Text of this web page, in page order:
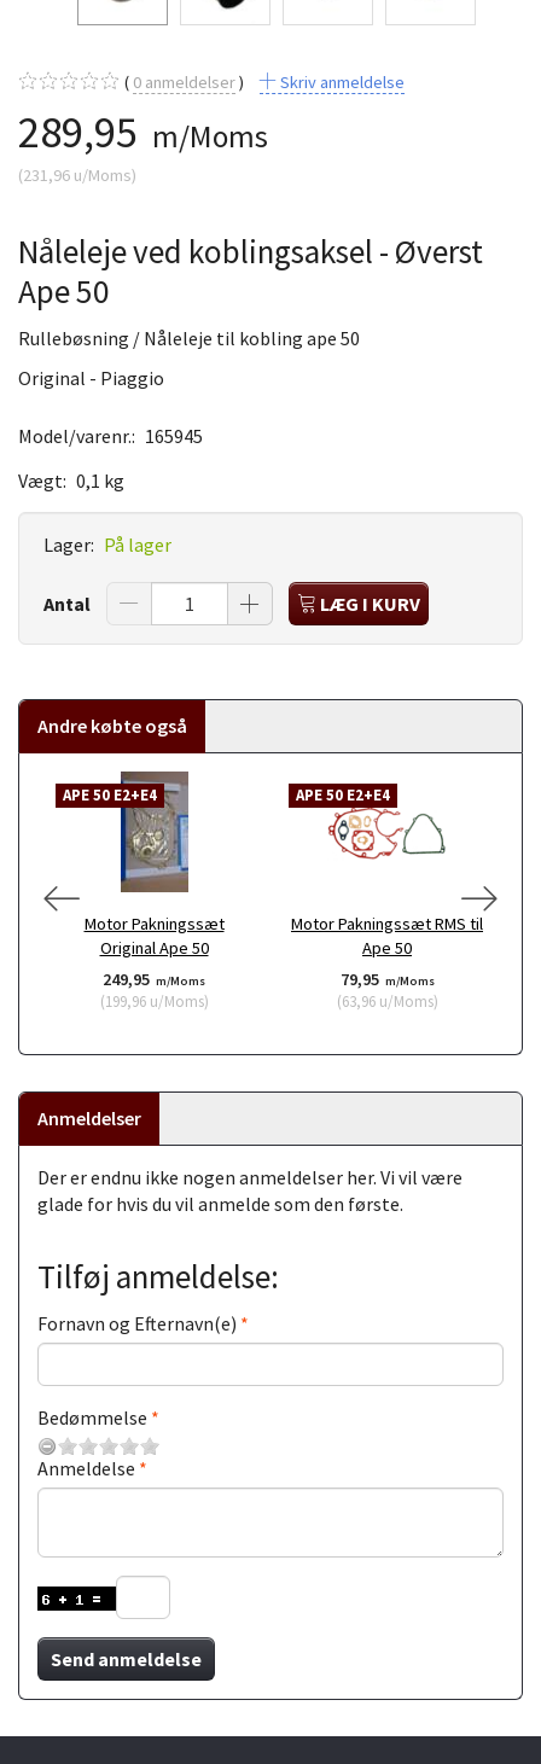
0 anmeldelser Skriv anmeldelse
289,95 m/Moms
(231,96 u/Moms)
Nåleleje ved koblingsaksel - Øverst
Ape 50
Rullebøsning / Nåleleje til kobling ape 50
Original - Piaggio
Model/varenr.: 165945
Vægt: 0,1 kg
Lager: På lager
Antal LÆG I KURV
Andre købte også
APE 50 E2+E4
Motor Pakningssæt
Original Ape 50
249,95 m/Moms
(199,96u/Moms)
APE 50 E2+E4
Motor Pakningssæt RMS til
Ape 50
79,95 m/Moms
(63,96u/Moms)
Anmeldelser
Der er endnu ikke nogen anmeldelser her. Vi vil være
glade for hvis du vil anmelde som den første.
Tilføj anmeldelse:
Fornavn og Efternavn(e)
Bedømmelse
Anmeldelse
Send anmeldelse